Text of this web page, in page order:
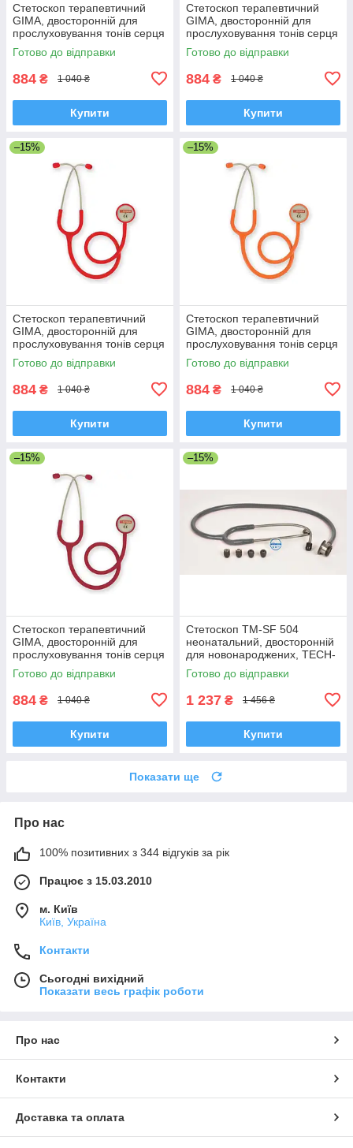
Стетоскоп терапевтичний
GIMA, двосторонній для
прослуховування тонів серця
та легенів, ЗЕЛЕНИЙ, Італія
Готово до відправки
884 ₴ 1 040 ₴
Купити
Стетоскоп терапевтичний
GIMA, двосторонній для
прослуховування тонів серця
й легких, СИНІЙ, Італія
Готово до відправки
884 ₴ 1 040 ₴
Купити
–15%
Стетоскоп терапевтичний
GIMA, двосторонній для
прослуховування тонів серця
й легких, ЧЕРВОНИЙ, Італія
Готово до відправки
884 ₴ 1 040 ₴
Купити
–15%
Стетоскоп терапевтичний
GIMA, двосторонній для
прослуховування тонів серця
й легких, Помаранчевий,
Італія
Готово до відправки
884 ₴ 1 040 ₴
Купити
–15%
Стетоскоп терапевтичний
GIMA, двосторонній для
прослуховування тонів серця
та легенів, БОРДОВИЙ, Італія
Готово до відправки
884 ₴ 1 040 ₴
Купити
–15%
Стетоскоп TM-SF 504
неонатальний, двосторонній
для новонароджених, TECH-
MED
Готово до відправки
1 237 ₴ 1 456 ₴
Купити
Показати ще
Про нас
100% позитивних з 344 відгуків за рік
Працює з 15.03.2010
м. Київ
Київ, Україна
Контакти
Сьогодні вихідний
Показати весь графік роботи
Про нас
Контакти
Доставка та оплата